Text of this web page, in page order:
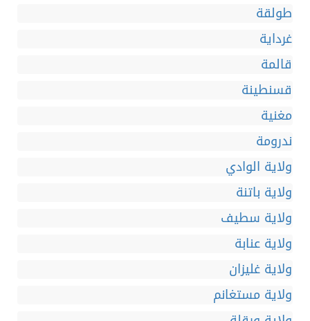
طولقة
غرداية
قالمة
قسنطينة
مغنية
ندرومة
ولاية الوادي
ولاية باتنة
ولاية سطيف
ولاية عنابة
ولاية غليزان
ولاية مستغانم